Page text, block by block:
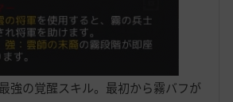
強の覚醒スキル。最初から霧バフが